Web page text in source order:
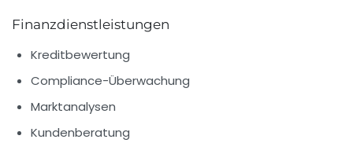
Finanzdienstleistungen
Kreditbewertung
Compliance-Überwachung
Marktanalysen
Kundenberatung